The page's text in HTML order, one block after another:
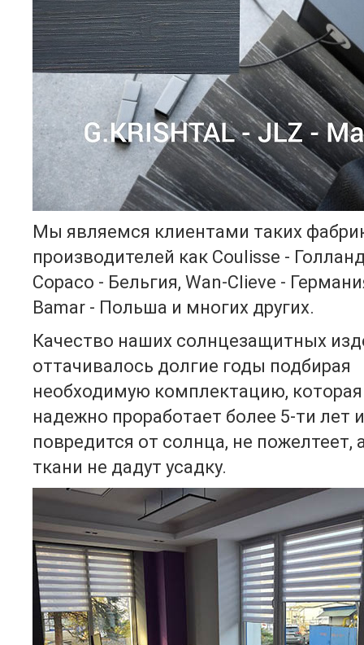
Мы являемся клиентами таких
производителей как Coulisse -
Сopaco - Бельгия, Wan-Clieve -
Bamar - Польша и многих других.
Качество наших солнцезащитных
оттачивалось долгие годы подбирая
необходимую комплектацию, которая
надежно проработает более 5-ти лет
повредится от солнца, не пожелтеет,
ткани не дадут усадку.